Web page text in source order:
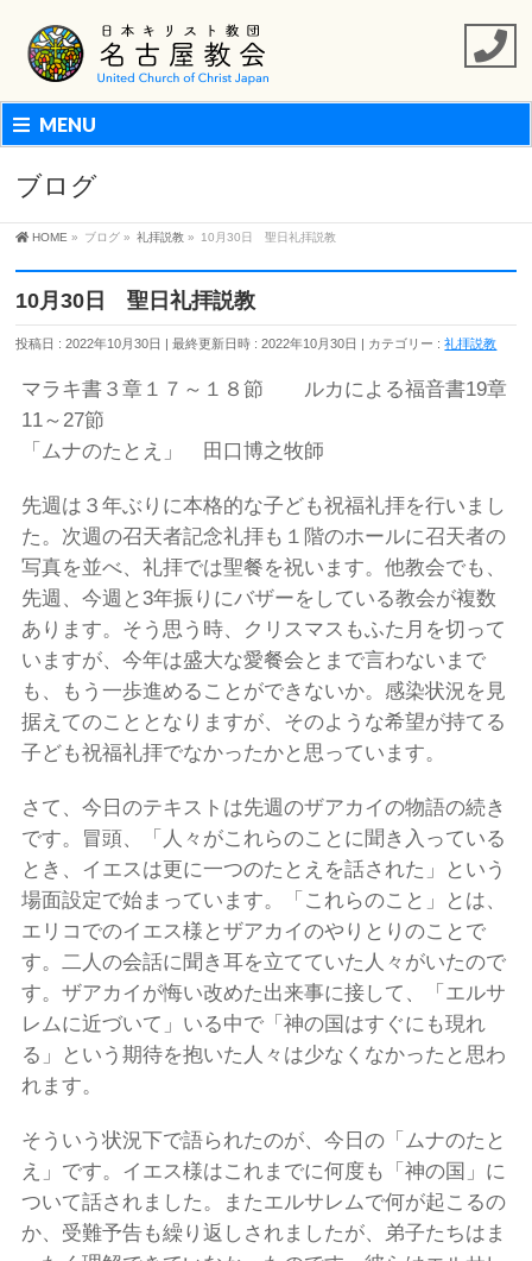
MENU
ブログ
HOME » ブログ » 礼拝説教 » 10月30日 聖日礼拝説教
10月30日 聖日礼拝説教
投稿日 : 2022年10月30日 最終更新日時 : 2022年10月30日 カテゴリー :礼拝説教
マラキ書３章１７～１８節 ルカによる福音書19章
11～27節
「ムナのたとえ」 田口博之牧師
先週は３年ぶりに本格的な子ども祝福礼拝を行いまし
た。次週の召天者記念礼拝も１階のホールに召天者の
写真を並べ、礼拝では聖餐を祝います。他教会でも、
先週、今週と3年振りにバザーをしている教会が複数
あります。そう思う時、クリスマスもふた月を切って
いますが、今年は盛大な愛餐会とまで言わないまで
も、もう一歩進めることができないか。感染状況を見
据えてのこととなりますが、そのような希望が持てる
子ども祝福礼拝でなかったかと思っています。
さて、今日のテキストは先週のザアカイの物語の続き
です。冒頭、「人々がこれらのことに聞き入っている
とき、イエスは更に一つのたとえを話された」という
場面設定で始まっています。「これらのこと」とは、
エリコでのイエス様とザアカイのやりとりのことで
す。二人の会話に聞き耳を立てていた人々がいたので
す。ザアカイが悔い改めた出来事に接して、「エルサ
レムに近づいて」いる中で「神の国はすぐにも現れ
る」という期待を抱いた人々は少なくなかったと思わ
れます。
そういう状況下で語られたのが、今日の「ムナのたと
え」です。イエス様はこれまでに何度も「神の国」に
ついて話されました。またエルサレムで何が起こるの
か、受難予告も繰り返しされましたが、弟子たちはま